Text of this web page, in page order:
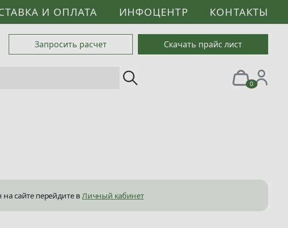
И ОПЛАТА ИНФОЦЕНТР КОНТАКТЫ
Запросить расчет Скачать прайс лист
0
сайте перейдите вЛичный кабинет